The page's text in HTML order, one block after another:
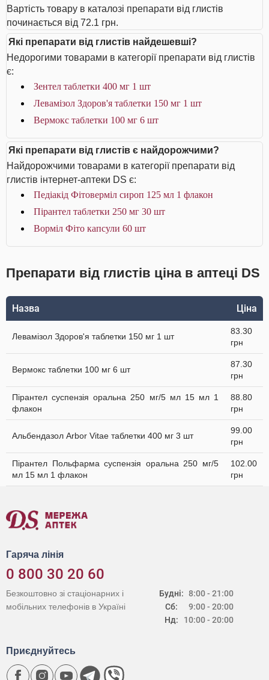
Вартість товару в каталозі препарати від глистів
починається від 72.1 грн.
Які препарати від глистів найдешевші?
Недорогими товарами в категорії препарати від глистів
є:
Зентел таблетки 400 мг 1 шт
Левамізол Здоров'я таблетки 150 мг 1 шт
Вермокс таблетки 100 мг 6 шт
Які препарати від глистів є найдорожчими?
Найдорожчими товарами в категорії препарати від
глистів інтернет-аптеки DS є:
Педіакід Фітоверміл сироп 125 мл 1 флакон
Пірантел таблетки 250 мг 30 шт
Ворміл Фіто капсули 60 шт
Препарати від глистів ціна в аптеці DS
Назва Ціна
Левамізол Здоров'я таблетки 150 мг 1 шт
83.30
грн
Вермокс таблетки 100 мг 6 шт
87.30
грн
Пірантел суспензія оральна 250 мг/5 мл 15 мл 1
флакон
88.80
грн
Альбендазол Arbor Vitae таблетки 400 мг 3 шт
99.00
грн
Пірантел Польфарма суспензія оральна 250 мг/5
мл 15 мл 1 флакон
102.00
грн
Гаряча лінія
0 800 30 20 60
Будні:
Сб:
Нд:
8:00 - 21:00
9:00 - 20:00
10:00 - 20:00
Безкоштовно зі стаціонарних і
мобільних телефонів в Україні
Приєднуйтесь